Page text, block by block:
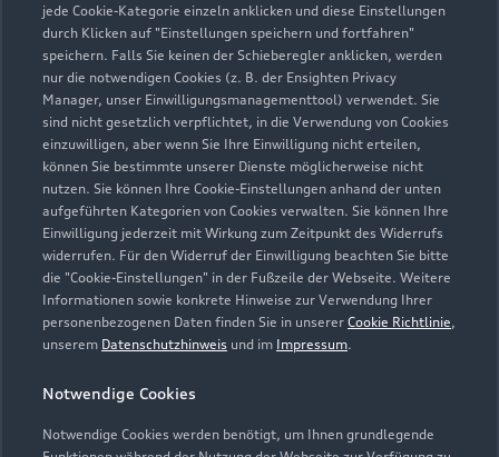
jede Cookie-Kategorie einzeln anklicken und diese Einstellungen
durch Klicken auf "Einstellungen speichern und fortfahren"
speichern. Falls Sie keinen der Schieberegler anklicken, werden
nur die notwendigen Cookies (z. B. der Ensighten Privacy
Manager, unser Einwilligungsmanagementtool) verwendet. Sie
sind nicht gesetzlich verpflichtet, in die Verwendung von Cookies
einzuwilligen, aber wenn Sie Ihre Einwilligung nicht erteilen,
können Sie bestimmte unserer Dienste möglicherweise nicht
nutzen. Sie können Ihre Cookie-Einstellungen anhand der unten
aufgeführten Kategorien von Cookies verwalten. Sie können Ihre
Einwilligung jederzeit mit Wirkung zum Zeitpunkt des Widerrufs
widerrufen. Für den Widerruf der Einwilligung beachten Sie bitte
die "Cookie-Einstellungen" in der Fußzeile der Webseite. Weitere
Informationen sowie konkrete Hinweise zur Verwendung Ihrer
personenbezogenen Daten finden Sie in unserer Cookie Richtlinie,
unserem Datenschutzhinweis und im Impressum.
Notwendige Cookies
Notwendige Cookies werden benötigt, um Ihnen grundlegende
Hiebelerstraße 65
87629 Füssen
08362 919229
anfrage@autohaus-heuberger.de
Kontaktdaten herunterladen
Öffnungszeiten
Geschlossen
öffnet amDonnerstag